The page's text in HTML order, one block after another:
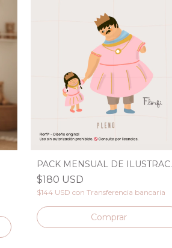
PACK MENSUAL DE ILUSTRAC.
$180 USD
$144 USD con Transferencia bancaria
Comprar